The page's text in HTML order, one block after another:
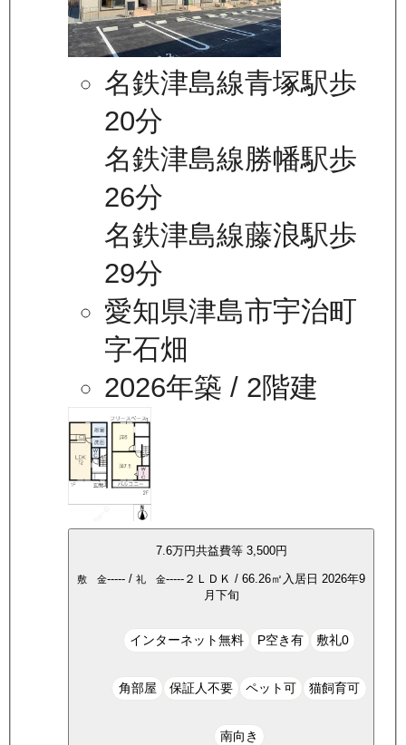
名鉄津島線青塚駅歩
20分
名鉄津島線勝幡駅歩
26分
名鉄津島線藤浪駅歩
29分
愛知県津島市宇治町
字石畑
2026年築 / 2階建
7.6万円共益費等 3,500円
敷 金----- / 礼 金----- ２ＬＤＫ / 66.26㎡ 入居日 2026年9
月下旬
インターネット無料 P空き有 敷礼0
角部屋 保証人不要 ペット可 猫飼育可
南向き